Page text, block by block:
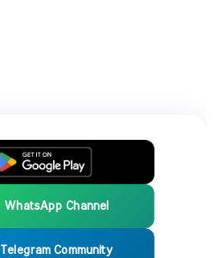
WhatsApp Channel
Telegram Community